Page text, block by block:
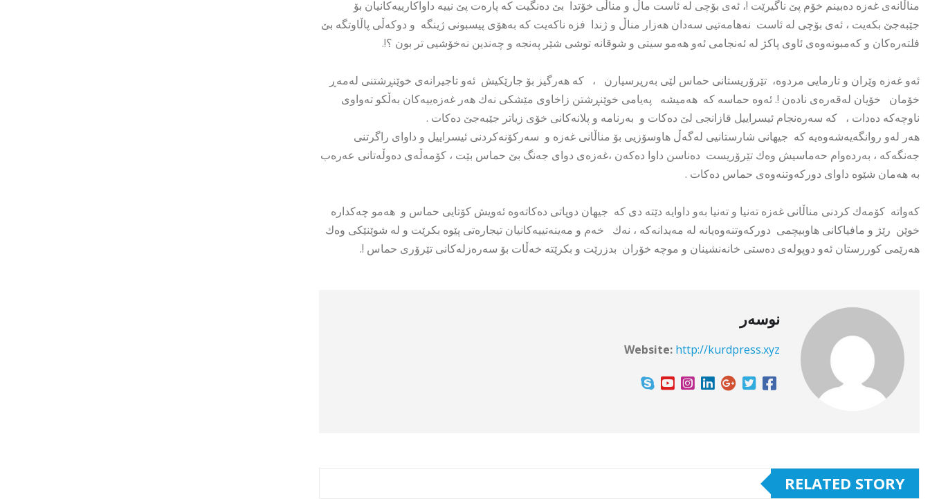
مناڵانەی غەزە دەبینم خۆم پێ ناگیرێت !، ئەی بۆچی لە ئاست ماڵ و مناڵی خۆتدا بێ دەنگیت کە پارەت پێ نییە داواکارییەکانیان بۆ
جێبەجێ بکەیت ، ئەی بۆچی لە ئاست نەهامەتیی سەدان هەزار مناڵ و ژندا فزە ناکەیت کە بەهۆی پیسبونی ژینگە و دوکەڵی پاڵاوتگە بێ
فلتەرەکان و کەمبونەوەی ئاوی پاکژ لە ئەنجامی ئەو هەمو سیتی و شوقانە توشی شێر پەنجە و چەندین نەخۆشیی تر بون ؟!.
ئەو غەزە وێران و تارمایی مردوە، تێرۆریستانی حماس لێی بەرپرسیارن ، کە هەرگیز بۆ جارێکیش ئەو تاجیرانەی خوێنڕشتنی لەمەڕ
خۆمان خۆیان لەقەرەی نادەن !. ئەوە حماسە کە هەمیشە پەیامی خوێنڕشتن زاخاوی مێشکی نەك هەر غەزەییەکان بەڵکو تەواوی
ناوچەکە دەدات ، کە سەرەنجام ئیسراییل قازانجی لێ دەکات و بەرنامە و پلانەکانی خۆی زیاتر جێبەجێ دەکات .
هەر لەو روانگەیەشەوەیە کە جیهانی شارستانیی لەگەڵ هاوسۆزیی بۆ مناڵانی غەزە و سەرکۆنەکردنی ئیسراییل و داوای راگرتنی
جەنگەکە ، بەردەوام حەماسیش وەك تێرۆریست دەناسن داوا دەکەن ،غەزەی دوای جەنگ بێ حماس بێت ، کۆمەڵەی دەوڵەتانی عەرەب
بە هەمان شێوە داوای دورکەوتنەوەی حماس دەکات .
کەواتە کۆمەك کردنی مناڵانی غەزە تەنیا و تەنیا بەو داوایە دێتە دی کە جیهان دوپاتی دەکاتەوە ئەویش کۆتایی حماس و هەمو چەکدارە
خوێن رێژ و مافیاکانی هاوبیچمی دورکەوتنەوەیانە لە مەیدانەکە ، نەك خەم و مەینەتییەکانیان تیجارەتی پێوە بکرێت و لە شوێنێکی وەك
هەرێمی کوررستان ئەو دوپولەی دەستی خانەنشینان و موچە خۆران بدزرێت و بکرێتە خەڵات بۆ سەرەزلەکانی تێرۆری حماس !.
نوسەر
Website: http://kurdpress.xyz
RELATED STORY